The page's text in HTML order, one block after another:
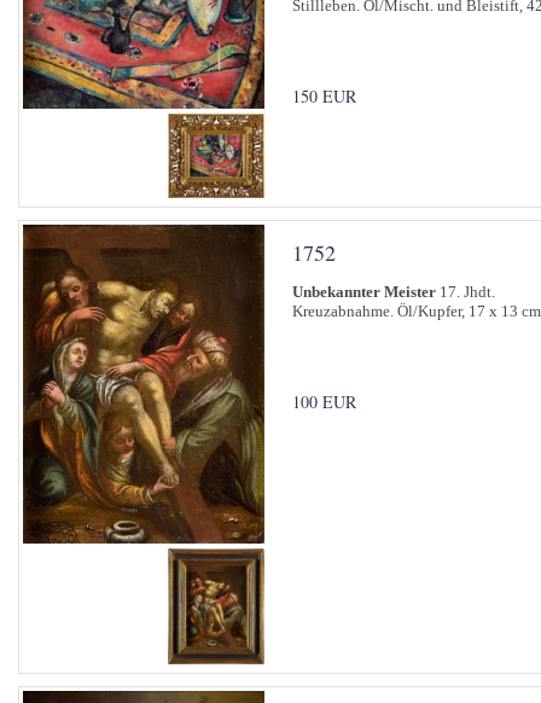
Stillleben. Öl/Mischt. und Bleistift,
150 EUR
1752
Unbekannter Meister 17. Jhdt.
Kreuzabnahme. Öl/Kupfer, 17 x 13
100 EUR